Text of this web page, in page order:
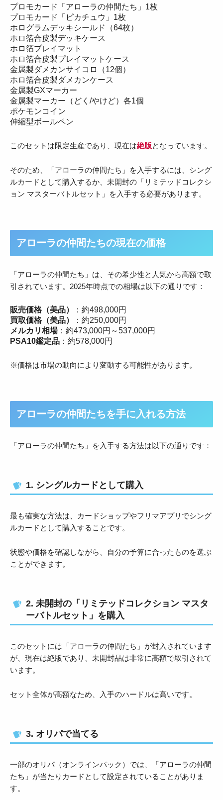
プロモカード「アローラの仲間たち」1枚
プロモカード「ピカチュウ」1枚
ホログラムデッキシールド（64枚）
ホロ箔合皮製デッキケース
ホロ箔プレイマット
ホロ箔合皮製プレイマットケース
金属製ダメカンサイコロ（12個）
ホロ箔合皮製ダメカンケース
金属製GXマーカー
金属製マーカー（どく/やけど）各1個
ポケモンコイン
伸縮型ボールペン
このセットは限定生産であり、現在は絶版となっています。
そのため、「アローラの仲間たち」を入手するには、シング
ルカードとして購入するか、未開封の「リミテッドコレクシ
ョン マスターバトルセット」を入手する必要があります。
アローラの仲間たちの現在の価格
「アローラの仲間たち」は、その希少性と人気から高額で取
引されています。2025年時点での相場は以下の通りです：
販売価格（美品）
：約498,000円
買取価格（美品）
：約250,000円
メルカリ相場：約473,000円～537,000円
PSA10鑑定品 ：約578,000円
※価格は市場の動向により変動する可能性があります。
アローラの仲間たちを手に入れる方法
「アローラの仲間たち」を入手する方法は以下の通りです：
1. シングルカードとして購入
最も確実な方法は、カードショップやフリマアプリでシング
ルカードとして購入することです。
状態や価格を確認しながら、自分の予算に合ったものを選ぶ
ことができます。
2. 未開封の「リミテッドコレクション マスタ
ーバトルセット」を購入
このセットには「アローラの仲間たち」が封入されています
が、現在は絶版であり、未開封品は非常に高額で取引されて
います。
セット全体が高額なため、入手のハードルは高いです。
3. オリパで当てる
一部のオリパ（オンラインパック）では、「アローラの仲間
たち」が当たりカードとして設定されていることがありま
す。